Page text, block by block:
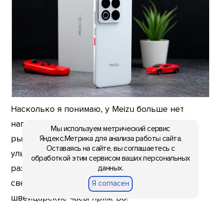
Насколько я понимаю, у Meizu больше нет
наполеоновских планов по закреплению на
рынке России. Выпустили OEM-
ультрабюджетки непонятно для кого,
разочаровались продажами, и решили
свернуться. Надежный был план. Как
швейцарские часы прям. Во!
Мы используем метрический сервис
Яндекс.Метрика для анализа работы сайта.
Оставаясь на сайте, вы соглашаетесь с
обработкой этим сервисом ваших персональных
данных.
Я согласен